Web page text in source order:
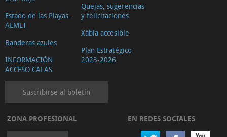
Estado de las Playas.
AEMET
Banderas azules
INFORMACIÓN
ACCESO CALAS
Quejas, sugerencias
y felicitaciones
Xàbia accesible
Plan Estratégico
2023-2026
Suscribirse al boletín
ZONA PROFESIONAL EN REDES SOCIALES